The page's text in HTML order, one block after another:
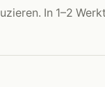
In 1–2